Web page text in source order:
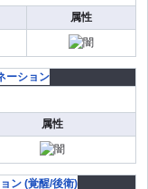
属性
属性